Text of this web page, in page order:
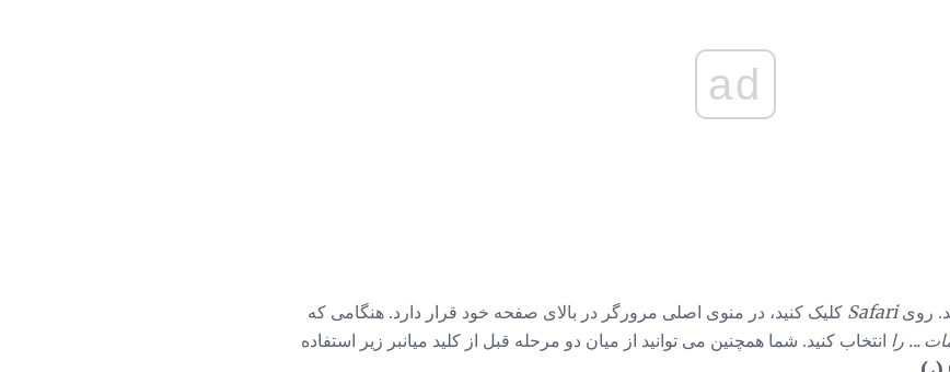
ad
Safari کلیک کنید، در منوی اصلی مرورگر در بالای صفحه خود قرار دارد. هنگامی که
... را انتخاب کنید. شما همچنین می توانید از میان دو مرحله قبل از کلید میانبر زیر استفاده